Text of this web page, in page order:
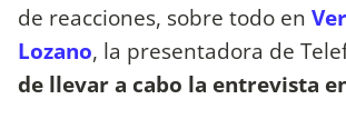
de reacciones, sobre todo en
Lozano, la presentadora de
de llevar a cabo la entrevista